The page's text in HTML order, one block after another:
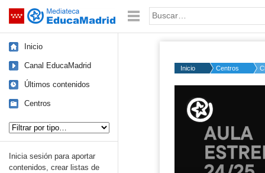
Saltar navegación Palabra o frase:
Inicio
Canal EducaMadrid
Últimos contenidos
Centros
Inicia sesión para aportar
contenidos, crear listas de
Inicio Centros
50%